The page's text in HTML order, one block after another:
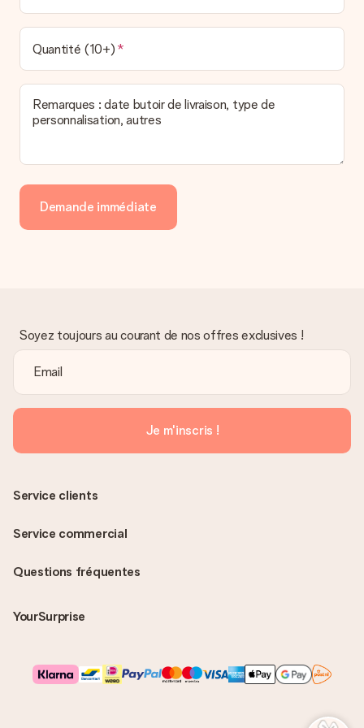
Quantité (10+)
Remarques : date butoir de livraison, type de
personnalisation, autres
Demande immédiate
Soyez toujours au courant de nos offres exclusives !
Je m'inscris !
Questions fréquentes
YourSurprise
Service clients
Service commercial